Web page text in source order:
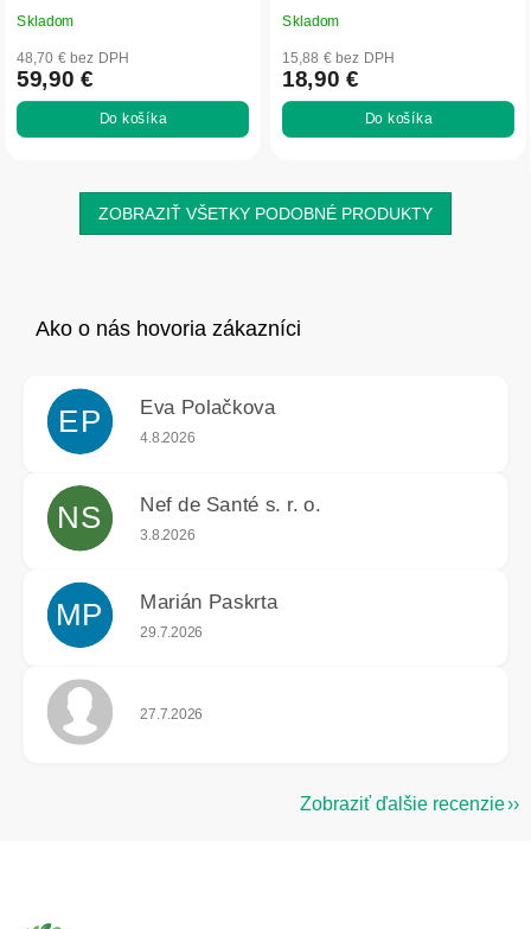
Skladom
48,70 € bez DPH
59,90 €
Do košíka
Skladom
15,88 € bez DPH
18,90 €
Do košíka
ZOBRAZIŤ VŠETKY PODOBNÉ PRODUKTY
EP Eva Polačkova
Hodnotenie obchodu je 5 z 5 hviezdičiek.
4.8.2026
NS Nef de Santé s. r. o.
Hodnotenie obchodu je 5 z 5 hviezdičiek.
3.8.2026
MP Marián Paskrta
Hodnotenie obchodu je 5 z 5 hviezdičiek.
29.7.2026
Hodnotenie obchodu je 5 z 5 hviezdičiek.
27.7.2026
Zobraziť ďalšie recenzie